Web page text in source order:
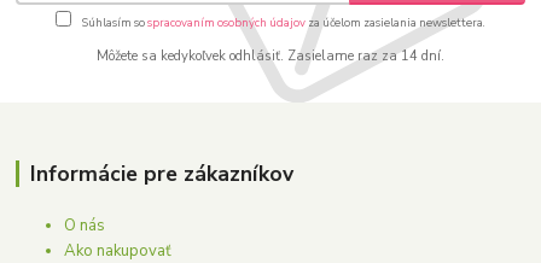
Súhlasím sospracovaním osobných údajov za účelom zasielania newslettera.
Môžete sa kedykoľvek odhlásiť. Zasielame raz za 14 dní.
Informácie pre zákazníkov
O nás
Ako nakupovať